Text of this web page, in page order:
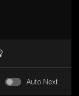
Auto Next